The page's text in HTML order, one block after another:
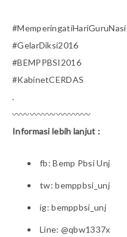
#GelarDiksi2016
#BEMPPBSI2016
#KabinetCERDAS
.
〰〰〰〰〰〰〰〰〰
Informasi lebih lanjut :
fb: Bemp Pbsi Unj
tw: bemppbsi_unj
ig: bemppbsi_unj
Line: @qbw1337x